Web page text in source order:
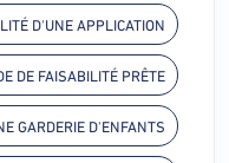
D'UNE APPLICATION
DE FAISABILITÉ PRÊTE
GARDERIE D'ENFANTS